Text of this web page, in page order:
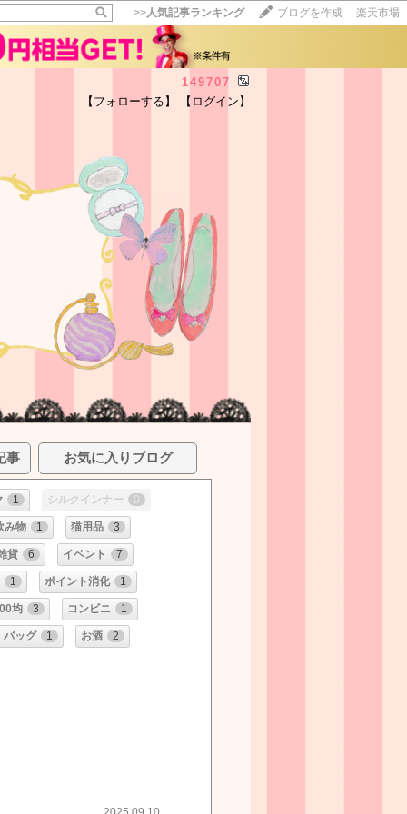
>>人気記事ランキング ブログを作成 楽天市場
149707
【フォローする】 【ログイン】
事 お気に入りブログ
1 シルクインナー 0
み物 1 猫用品 3
貨 6 イベント 7
1 ポイント消化 1
均 3 コンビニ 1
バッグ 1 お酒 2